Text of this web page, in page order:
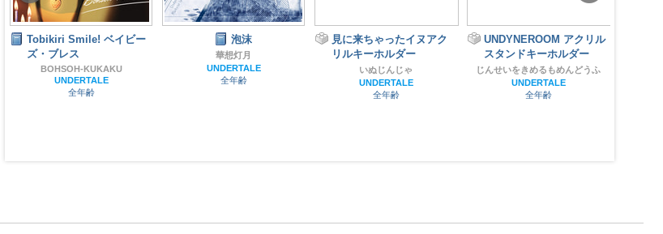
Tobikiri Smile! ベイビー
ズ・ブレス
BOHSOH-KUKAKU
UNDERTALE
全年齢
泡沫
華想灯月
UNDERTALE
全年齢
見に来ちゃったイヌアク
リルキーホルダー
いぬじんじゃ
UNDERTALE
全年齢
UNDYNEROOM アクリル
スタンドキーホルダー
じんせいをきめるもめんどうふ
UNDERTALE
全年齢